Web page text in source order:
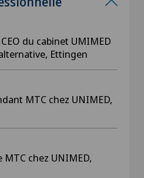
du cabinet UMIMED
Ettingen
MTC chez UNIMED,
chez UNIMED,